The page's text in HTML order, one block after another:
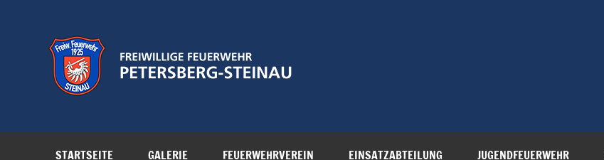
STARTSEITE GALERIE FEUERWEHRVEREIN EINSATZABTEILUNG JUGENDFEUERWEHR